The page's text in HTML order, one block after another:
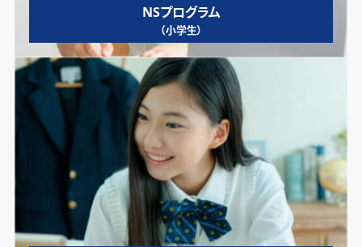
NSプログラム
（小学生）